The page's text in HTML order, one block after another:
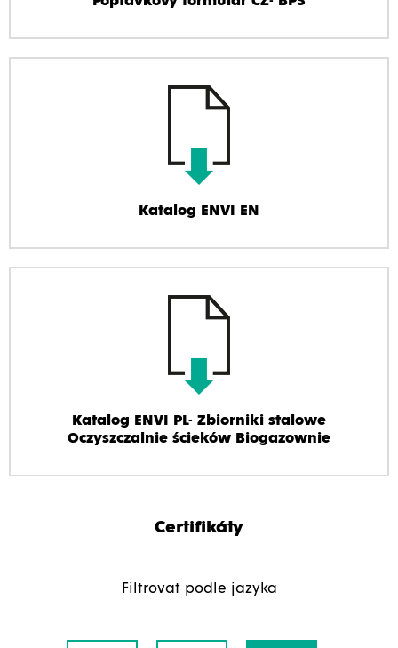
Katalog ENVI EN
Katalog ENVI PL- Zbiorniki stalowe
Oczyszczalnie ścieków Biogazownie
Certifikáty
Filtrovat podle jazyka